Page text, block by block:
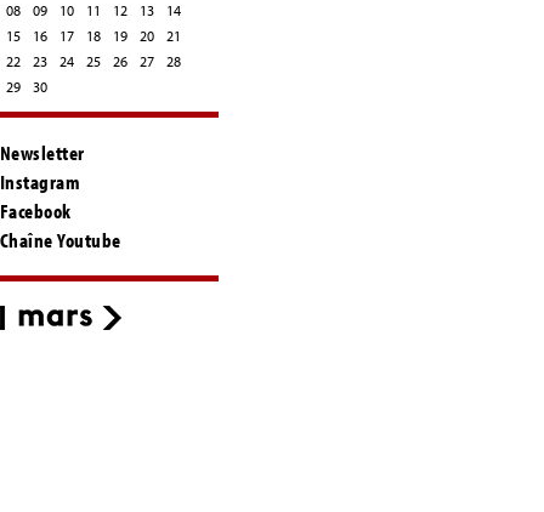
08
09 10 11 12 13
14
15
16 17 18 19 20
21
22
23 24 25 26 27
28
29
30
Newsletter
Instagram
Facebook
Chaîne Youtube